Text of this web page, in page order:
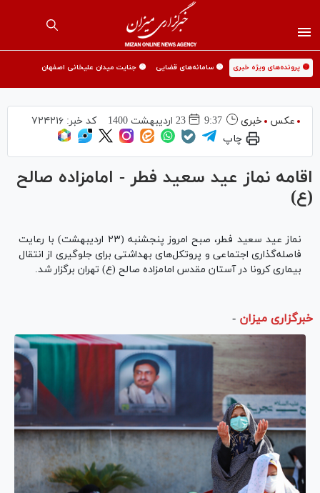
🟡 پرونده‌های ویژه خبری 🟡 سامانه‌های قضایی 🟡 جنایت میدان علیخانی اصفهان
عکس خبری 9:37 23 ارديبهشت 1400 کد خبر: ۷۲۴۲۱۶
چاپ
اقامه نماز عید سعید فطر - امامزاده صالح
(ع)
نماز عید سعید فطر، صبح امروز پنجشنبه (۲۳ اردیبهشت) با رعایت
فاصله‌گذاری اجتماعی و پروتکل‌های بهداشتی برای جلوگیری از انتقال
بیماری کرونا در آستان مقدس امامزاده صالح (ع) تهران برگزار شد.
خبرگزاری میزان -